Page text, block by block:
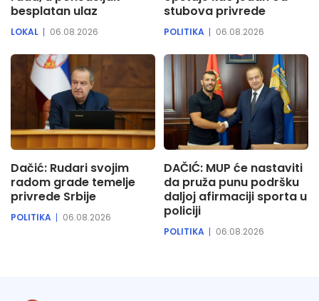
besplatan ulaz
LOKAL 06.08.2026
stubova privrede
POLITIKA 06.08.2026
Dačić: Rudari svojim
radom grade temelje
privrede Srbije
POLITIKA 06.08.2026
DAČIĆ: MUP će nastaviti
da pruža punu podršku
daljoj afirmaciji sporta u
policiji
POLITIKA 06.08.2026